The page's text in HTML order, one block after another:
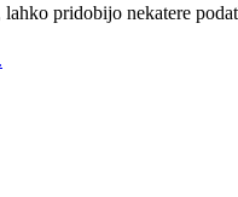
pridobijo nekatere